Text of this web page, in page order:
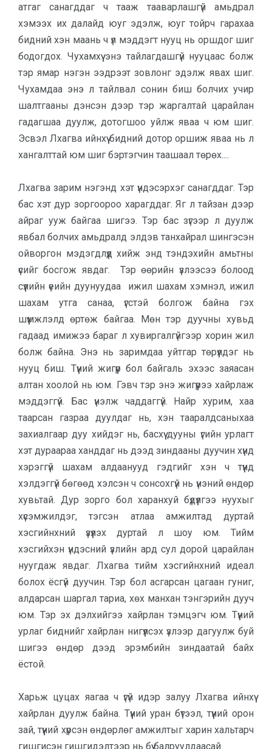
атгаг санагддаг ч тааж тааварлашгүй амьдрал
хэмээх их далайд юуг эдэлж, юуг тойрч гарахаа
бидний хэн маань ч үл мэддэгт нууц нь оршдог шиг
бодогдох. Чухамхүү энэ тайлагдашгүй нууцаас болж
тэр ямар нэгэн ээдрээт зовлонг эдэлж явах шиг.
Чухамдаа энэ л тайлвал сонин биш болчих учир
шалтгааны дэнсэн дээр тэр жаргалтай царайлан
гадагшаа дуулж, дотогшоо уйлж яваа ч юм шиг.
Эсвэл Лхагва ийнхүү бидний дотор оршиж яваа нь л
хангалттай юм шиг бэртэгчин таашаал төрөх....
Лхагва зарим нэгэнд хэт үндэсэрхэг санагддаг. Тэр
бас хэт дур зоргоороо харагддаг. Яг л тайзан дээр
айраг ууж байгаа шигээ. Тэр бас зүгээр л дуулж
явбал болчих амьдралд элдэв танхайрал шингэсэн
ойворгон мэдэгдлүүд хийж энд тэндэхийн амьтны
үсийг босгож явдаг. Тэр өөрийн үзлээсээ болоод
сүүлийн үеийн дуунуудаа ижил шахам хэмнэл, ижил
шахам утга санаа, үгстэй болгож байна гэх
шүүмжлэлд өртөж байгаа. Мөн тэр дуучны хувьд
гадаад имижээ бараг л хувиргалгүйгээр хорин жил
болж байна. Энэ нь заримдаа уйтгар төрүүлдэг нь
нууц биш. Түүний жигүүр бол байгаль эхээс заяасан
алтан хоолой нь юм. Гэвч тэр энэ жигүүрээ хайрлаж
мэддэггүй. Бас үнэлж чаддаггүй. Найр хурим, хаа
таарсан газраа дуулдаг нь, хэн тааралдсаныхаа
захиалгаар дуу хийдэг нь, басхүү дууны үгийн урлагт
хэт дураараа ханддаг нь дээд зиндааны дуучин хүнд
хэрэггүй шахам алдаанууд гэдгийг хэн ч түүнд
хэлдэггүй бөгөөд хэлсэн ч сонсохгүй нь үнэний өндөр
хувьтай. Дур зорго бол харанхуй бүдүүлгээ нуухыг
хүсэмжилдэг, тэгсэн атлаа амжилтад дуртай
хэсгийнхний үзүүлэх дуртай л шоу юм. Тийм
хэсгийхэн үндэсний үзлийн ард сул дорой царайлан
нуугдаж явдаг. Лхагва тийм хэсгийнхний идеал
болох ёсгүй дуучин. Тэр бол асгарсан цагаан гуниг,
алдарсан шаргал тариа, хөх манхан тэнгэрийн дууч
юм. Тэр эх дэлхийгээ хайрлан тэмцэгч юм. Түүний
урлаг биднийг хайрлан нигүүлсэх үзлээр дагуулж буй
шигээ өндөр дээд эрэмбийн зиндаатай байх
ёстой.
Харьж цуцах яагаа ч үгүй идэр залуу Лхагва ийнхүү
хайрлан дуулж байна. Түүний уран бүтээл, түүний орон
зай, түүний хүрсэн өндөрлөг амжилтыг харин хальтарч
гишгисэн гишгидэлтээр нь бүү балруулдаасай.